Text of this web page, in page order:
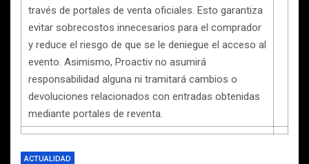
través de portales de venta oficiales. Esto garantiza
evitar sobrecostos innecesarios para el comprador
y reduce el riesgo de que se le deniegue el acceso al
evento. Asimismo, Proactiv no asumirá
responsabilidad alguna ni tramitará cambios o
devoluciones relacionados con entradas obtenidas
mediante portales de reventa.
ACTUALIDAD